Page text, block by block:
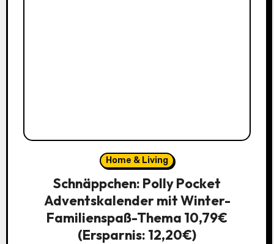
Home & Living
Schnäppchen: Polly Pocket
Adventskalender mit Winter-
Familienspaß-Thema 10,79€
(Ersparnis: 12,20€)